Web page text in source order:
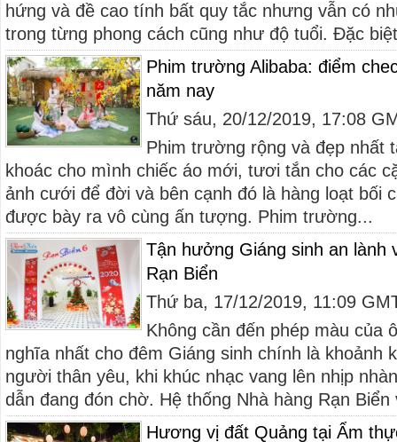
hứng và đề cao tính bất quy tắc nhưng vẫn có
trong từng phong cách cũng như độ tuổi. Đặc
Phim trường Alibaba: điểm
năm nay
Thứ sáu, 20/12/2019, 17:08
Phim trường rộng và đẹp nhất
khoác cho mình chiếc áo mới, tươi tắn cho các
ảnh cưới để đời và bên cạnh đó là hàng loạt bối
được bày ra vô cùng ấn tượng. Phim trường...
Tận hưởng Giáng sinh an lành
Rạn Biển
Thứ ba, 17/12/2019, 11:09
Không cần đến phép màu của
nghĩa nhất cho đêm Giáng sinh chính là khoảnh
người thân yêu, khi khúc nhạc vang lên nhịp
dẫn đang đón chờ. Hệ thống Nhà hàng Rạn
Hương vị đất Quảng tại Ẩm